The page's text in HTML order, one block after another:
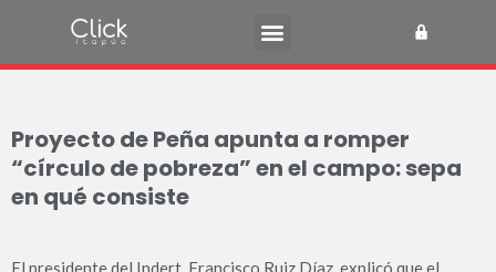
Proyecto de Peña apunta a romper
“círculo de pobreza” en el campo: sepa
en qué consiste
El presidente del Indert, Francisco Ruiz Díaz, explicó que el